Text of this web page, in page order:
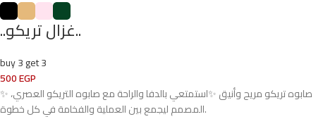
..غزال تريكو..
buy 3 get 3
500EGP
✨ صابوه تريكو مريح وأنيق ✨استمتعي بالدفا والراحة مع صابوه التريكو العصري،
المصمم ليجمع بين العملية والفخامة في كل خطوة.